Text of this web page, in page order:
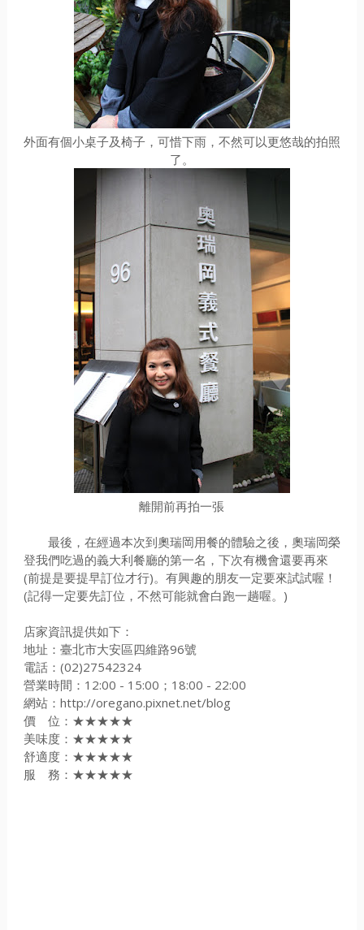
外面有個小桌子及椅子，可惜下雨，不然可以更悠哉的拍照
了。
離開前再拍一張
最後，在經過本次到奧瑞岡用餐的體驗之後，奧瑞岡榮
登我們吃過的義大利餐廳的第一名，下次有機會還要再來
(前提是要提早訂位才行)。有興趣的朋友一定要來試試喔！
(記得一定要先訂位，不然可能就會白跑一趟喔。)
店家資訊提供如下：
地址：臺北市大安區四維路96號
電話：(02)27542324
營業時間：12:00 - 15:00；18:00 - 22:00
網站：http://oregano.pixnet.net/blog
價 位：★★★★★
美味度：★★★★★
舒適度：★★★★★
服 務：★★★★★